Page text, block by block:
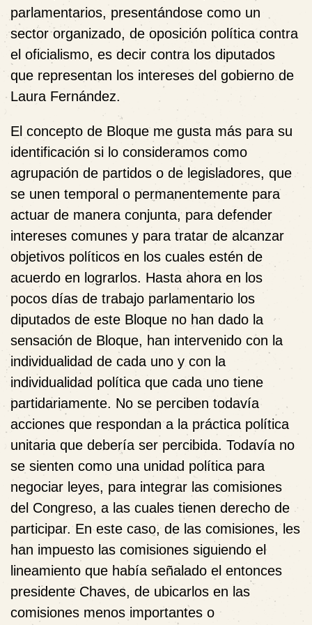
parlamentarios, presentándose como un
sector organizado, de oposición política contra
el oficialismo, es decir contra los diputados
que representan los intereses del gobierno de
Laura Fernández.
El concepto de Bloque me gusta más para su
identificación si lo consideramos como
agrupación de partidos o de legisladores, que
se unen temporal o permanentemente para
actuar de manera conjunta, para defender
intereses comunes y para tratar de alcanzar
objetivos políticos en los cuales estén de
acuerdo en lograrlos. Hasta ahora en los
pocos días de trabajo parlamentario los
diputados de este Bloque no han dado la
sensación de Bloque, han intervenido con la
individualidad de cada uno y con la
individualidad política que cada uno tiene
partidariamente. No se perciben todavía
acciones que respondan a la práctica política
unitaria que debería ser percibida. Todavía no
se sienten como una unidad política para
negociar leyes, para integrar las comisiones
del Congreso, a las cuales tienen derecho de
participar. En este caso, de las comisiones, les
han impuesto las comisiones siguiendo el
lineamiento que había señalado el entonces
presidente Chaves, de ubicarlos en las
comisiones menos importantes o